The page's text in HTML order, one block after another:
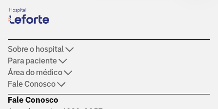
Fale Conosco
Sobre o hospital
Para paciente
Área do médico
Fale Conosco